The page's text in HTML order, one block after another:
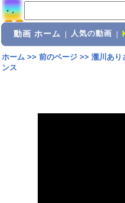
動画 ホーム 人気の動画
ホーム>> 前のページ>> 瀧川あ
ンス